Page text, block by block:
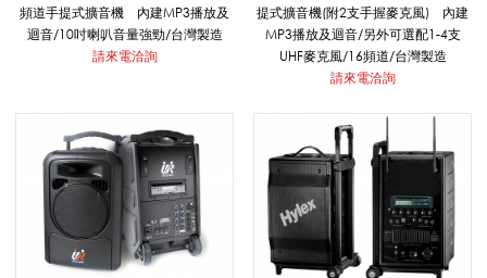
系
列
頻道手提式擴音機 內建MP3播放及
迴音/10吋喇叭音量強勁/台灣製造
請來電洽詢
提式擴音機(附2支手握麥克風) 內建
MP3播放及迴音/另外可選配1-4支
UHF麥克風/16頻道/台灣製造
請來電洽詢